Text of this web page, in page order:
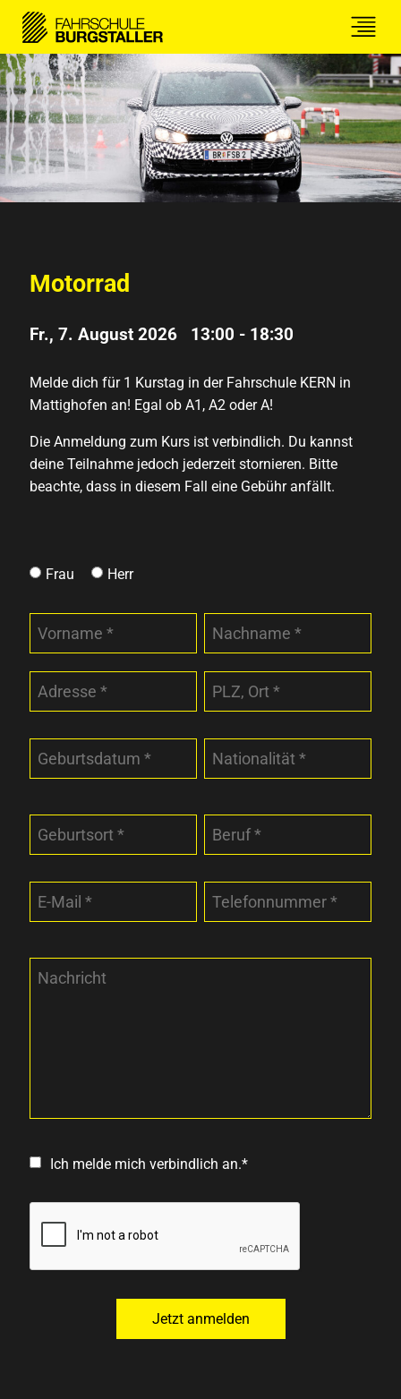
Motorrad
Fr., 7. August 2026 13:00 - 18:30
Melde dich für 1 Kurstag in der Fahrschule KERN in
Mattighofen an! Egal ob A1, A2 oder A!
Die Anmeldung zum Kurs ist verbindlich. Du kannst
deine Teilnahme jedoch jederzeit stornieren. Bitte
beachte, dass in diesem Fall eine Gebühr anfällt.
Frau Herr
Ich melde mich verbindlich an.*